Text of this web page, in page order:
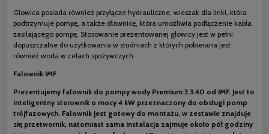
Głowica posiada również przyłącze hydrauliczne, wieszak dla linki, która
podtrzymuje pompę, a także dławnicę, która umożliwia podłączenie kabla
zasilającego pompę. Stosowanie prezentowanej głowicy jest w pełni
dopuszczalne do użytkowania w studniach z których pobierana jest
również woda w celach spożywczych.
Falownik IMF
Prezentujemyfalownik do pompy wodyPremium 3.3.40 od IMF. Jest to
inteligentny sterownik o mocy 4 kW przeznaczony do obsługi pomp
trójfazowych. Falownik jest gotowy do montażu, w zestawie znajduje
się przetwornik, natomiast sama instalacja zajmuje około pół godziny